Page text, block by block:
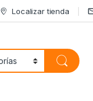
Localizar tienda